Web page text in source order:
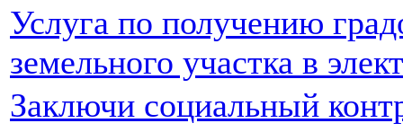
Услуга по получению
земельного участка в
Заключи социальный